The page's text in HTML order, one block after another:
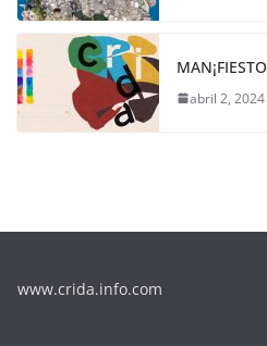
MAN¡FIESTO
abril 2, 2024
www.crida.info.com